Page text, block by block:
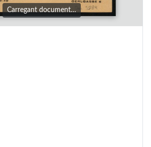
Carregant document…